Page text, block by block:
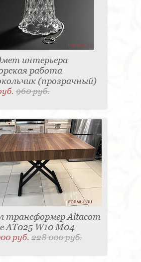
интерьера
работа
(прозрачный)
960 руб.
трансформер Altacom
AT025 W10 M04
руб.228 000 руб.